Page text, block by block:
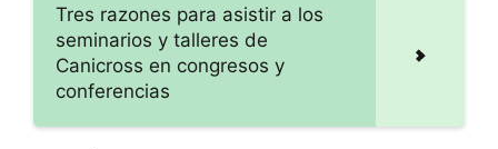
Tres razones para asistir a los
seminarios y talleres de
Canicross en congresos y
conferencias